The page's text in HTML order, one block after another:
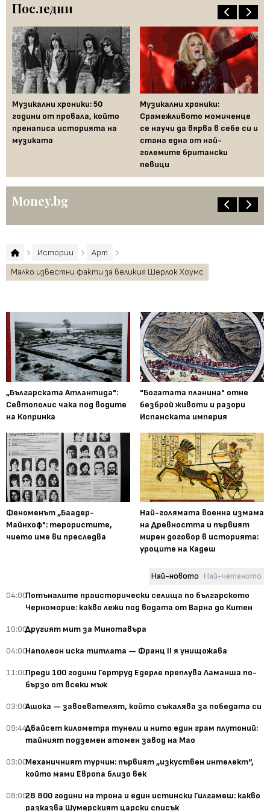
Последни
Музикални хроники: 50
години от провала, който
пренаписа историята на
музиката
Музикални хроники:
Срамежливото момиченце
се научи да вярва в себе си и
стана една от най-
големите британски
певици
Money.bg
Истории
Арт
Малко известни факти за великия Шерлок Хоумс
„Българската Атлантида":
Севтополис чака под водите
на Копринка
"Богатата планина" отне
безброй животи и разори
Испанската империя
Феноменът „Баадер-
Майнхоф": терористите,
чието име ви преследва
Най-голямата военна измама
на Древността и първият
мирен договор в историята:
уроците на Кадеш
Най-новото Най-четеното
04:00Потъналите праисторически селища по българското
Черноморие: какво лежи под водата от Варна до Китен
10:00Другият мит за Минотавъра
04:00Наполеон иска титлата — Франц II я унищожава
11:00Преди 100 години Гертруд Едерле преплува Ламанша по-
бързо от всеки мъж
03:00Ашока — завоевателят, който съжалява за победата си
09:44Двайсет километра тунели и нито един грам плутоний:
тайният подземен атомен завод на Мао
03:00Механичният турчин: първият „изкуствен интелект“,
който мами Европа близо век
08:0028 800 години на трона и един истински Гилгамеш: какво
разказва Шумерският царски списък